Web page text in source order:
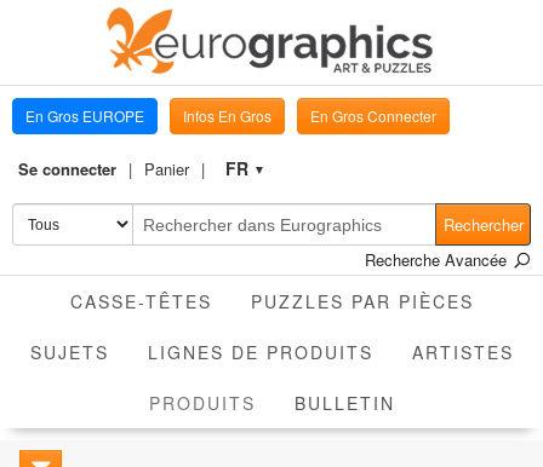
En Gros EUROPE Infos En Gros En Gros Connecter
Se connecter Panier FR ▼
Rechercher
Recherche Avancée
CASSE-TÊTES PUZZLES PAR PIÈCES
SUJETS LIGNES DE PRODUITS ARTISTES
PRODUITS ACTIVEBULLETIN